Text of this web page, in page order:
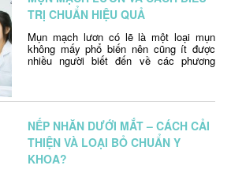
TRỊ CHUẨN HIỆU QUẢ
Mụn mạch lươn có lẽ là một loại mụn
không mấy phổ biến nên cũng ít được
nhiều người biết đến về các phương
pháp điều trị cũng như phòng ngừa
Continued
NẾP NHĂN DƯỚI MẮT – CÁCH CẢI
THIỆN VÀ LOẠI BỎ CHUẨN Y
KHOA?